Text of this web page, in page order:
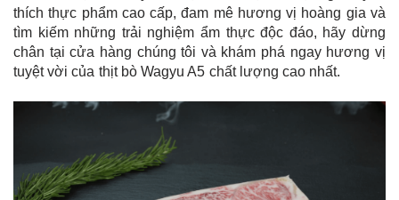
thích thực phẩm cao cấp, đam mê hương vị hoàng gia và
tìm kiếm những trải nghiệm ẩm thực độc đáo, hãy dừng
chân tại cửa hàng chúng tôi và khám phá ngay hương vị
tuyệt vời của thịt bò Wagyu A5 chất lượng cao nhất.